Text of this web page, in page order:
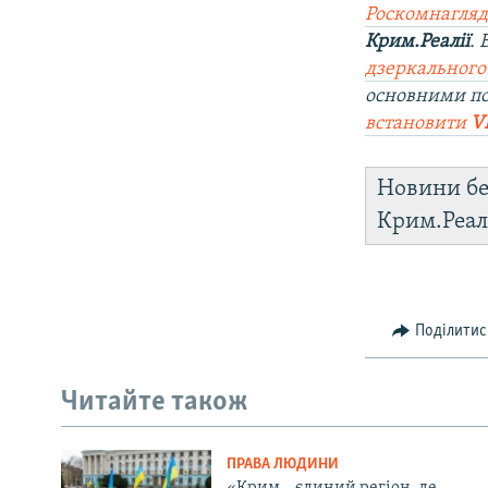
Крим.Реалії.
основними
встановити
Новини
Читайте також
ПРАВА ЛЮДИНИ